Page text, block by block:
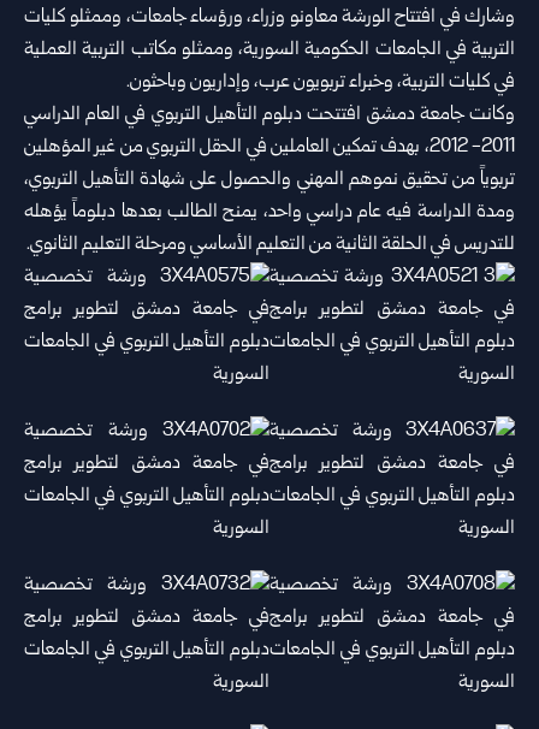
وشارك في افتتاح الورشة معاونو وزراء، ورؤساء جامعات، وممثلو كليات
التربية في الجامعات الحكومية السورية، وممثلو مكاتب التربية العملية
في كليات التربية، وخبراء تربويون عرب، وإداريون وباحثون.
وكانت جامعة دمشق افتتحت دبلوم التأهيل التربوي في العام الدراسي
2011- 2012، بهدف تمكين العاملين في الحقل التربوي من غير المؤهلين
تربوياً من تحقيق نموهم المهني والحصول على شهادة التأهيل التربوي،
ومدة الدراسة فيه عام دراسي واحد، يمنح الطالب بعدها دبلوماً يؤهله
للتدريس في الحلقة الثانية من التعليم الأساسي ومرحلة التعليم الثانوي.